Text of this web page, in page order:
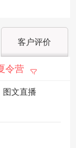
客户评价
令营
图文直播